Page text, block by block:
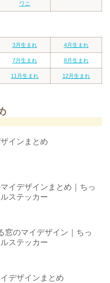
ワニ
3月生まれ 4月生まれ
7月生まれ 8月生まれ
11月生まれ 12月生まれ
インまとめ
イデザインまとめ｜ちっ
ステッカー
窓のマイデザイン｜ちっ
ステッカー
デザインまとめ